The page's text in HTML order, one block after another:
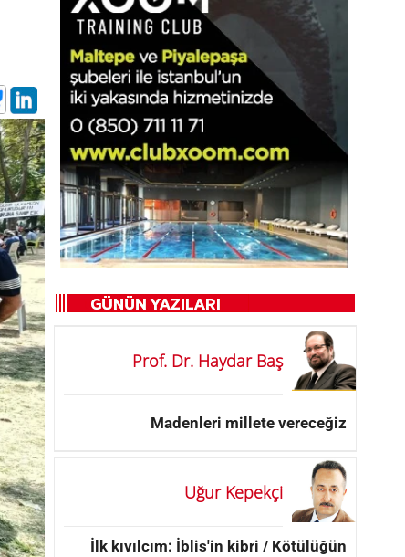
Prof. Dr. Haydar Baş
Madenleri millete vereceğiz
Uğur Kepekçi
İlk kıvılcım: İblis'in kibri / Kötülüğün